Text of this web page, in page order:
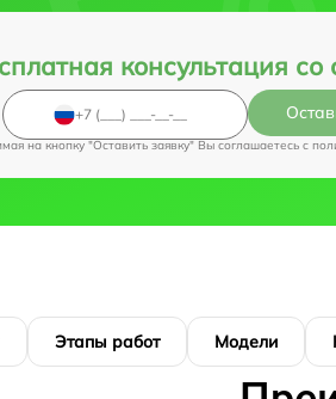
консультация со
на кнопку "Оставить заявку" Вы соглашаетесь c
Этапы работ Модели